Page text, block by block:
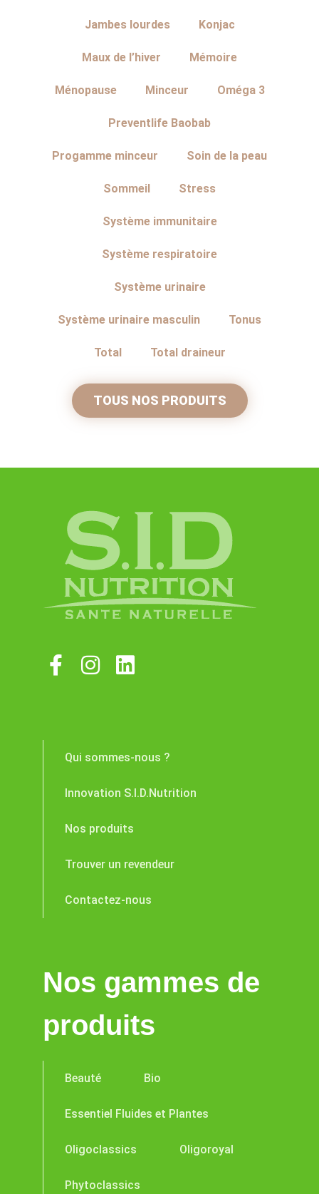
Jambes lourdes Konjac
Maux de l’hiver Mémoire
Ménopause Minceur Oméga 3
Preventlife Baobab
Progamme minceur Soin de la peau
Sommeil Stress
Système immunitaire
Système respiratoire
Système urinaire
Système urinaire masculin Tonus
Total Total draineur
TOUS NOS PRODUITS
Qui sommes-nous ?
Innovation S.I.D.Nutrition
Nos produits
Trouver un revendeur
Contactez-nous
Nos gammes de
produits
Beauté Bio
Essentiel Fluides et Plantes
Oligoclassics Oligoroyal
Phytoclassics